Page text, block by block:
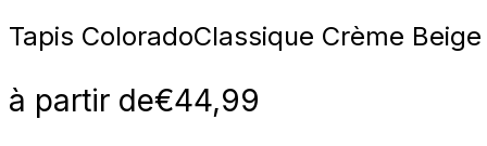
Tapis ColoradoClassique Crème
à partir de€44,99